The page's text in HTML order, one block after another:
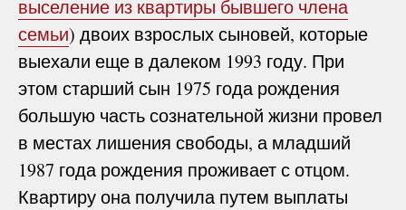
выселение из квартиры бывшего члена
семьи) двоих взрослых сыновей, которые
выехали еще в далеком 1993 году. При
этом старший сын 1975 года рождения
большую часть сознательной жизни провел
в местах лишения свободы, а младший
1987 года рождения проживает с отцом.
Квартиру она получила путем выплаты